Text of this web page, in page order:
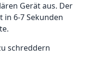
Gerät aus. Der
6-7 Sekunden
schreddern